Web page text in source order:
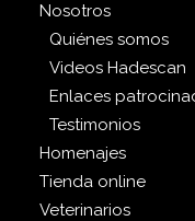
Nosotros
Quiénes somos
Videos Hadescan
Enlaces
Testimonios
Homenajes
Tienda online
Veterinarios